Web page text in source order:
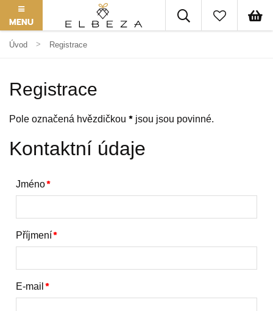
MENU
Úvod Registrace
Registrace
Pole označená hvězdičkou * jsou jsou povinné.
Kontaktní údaje
Jméno
Příjmení
E-mail